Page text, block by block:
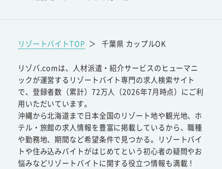
リゾートバイトTOP ＞ 千葉県 カップルOK
リゾバ.comは、人材派遣・紹介サービスのヒューマニ
ックが運営するリゾートバイト専門の求人検索サイト
で、登録者数（累計）72万人（2026年7月時点）にご利
用いただいています。
沖縄から北海道まで日本全国のリゾート地や観光地、ホ
テル・旅館の求人情報を豊富に掲載しているから、職種
や勤務地、期間など希望条件で見つかる。リゾートバイ
トや住み込みバイトがはじめてという初心者の疑問やお
悩みなどリゾートバイトに関する役立つ情報も満載！